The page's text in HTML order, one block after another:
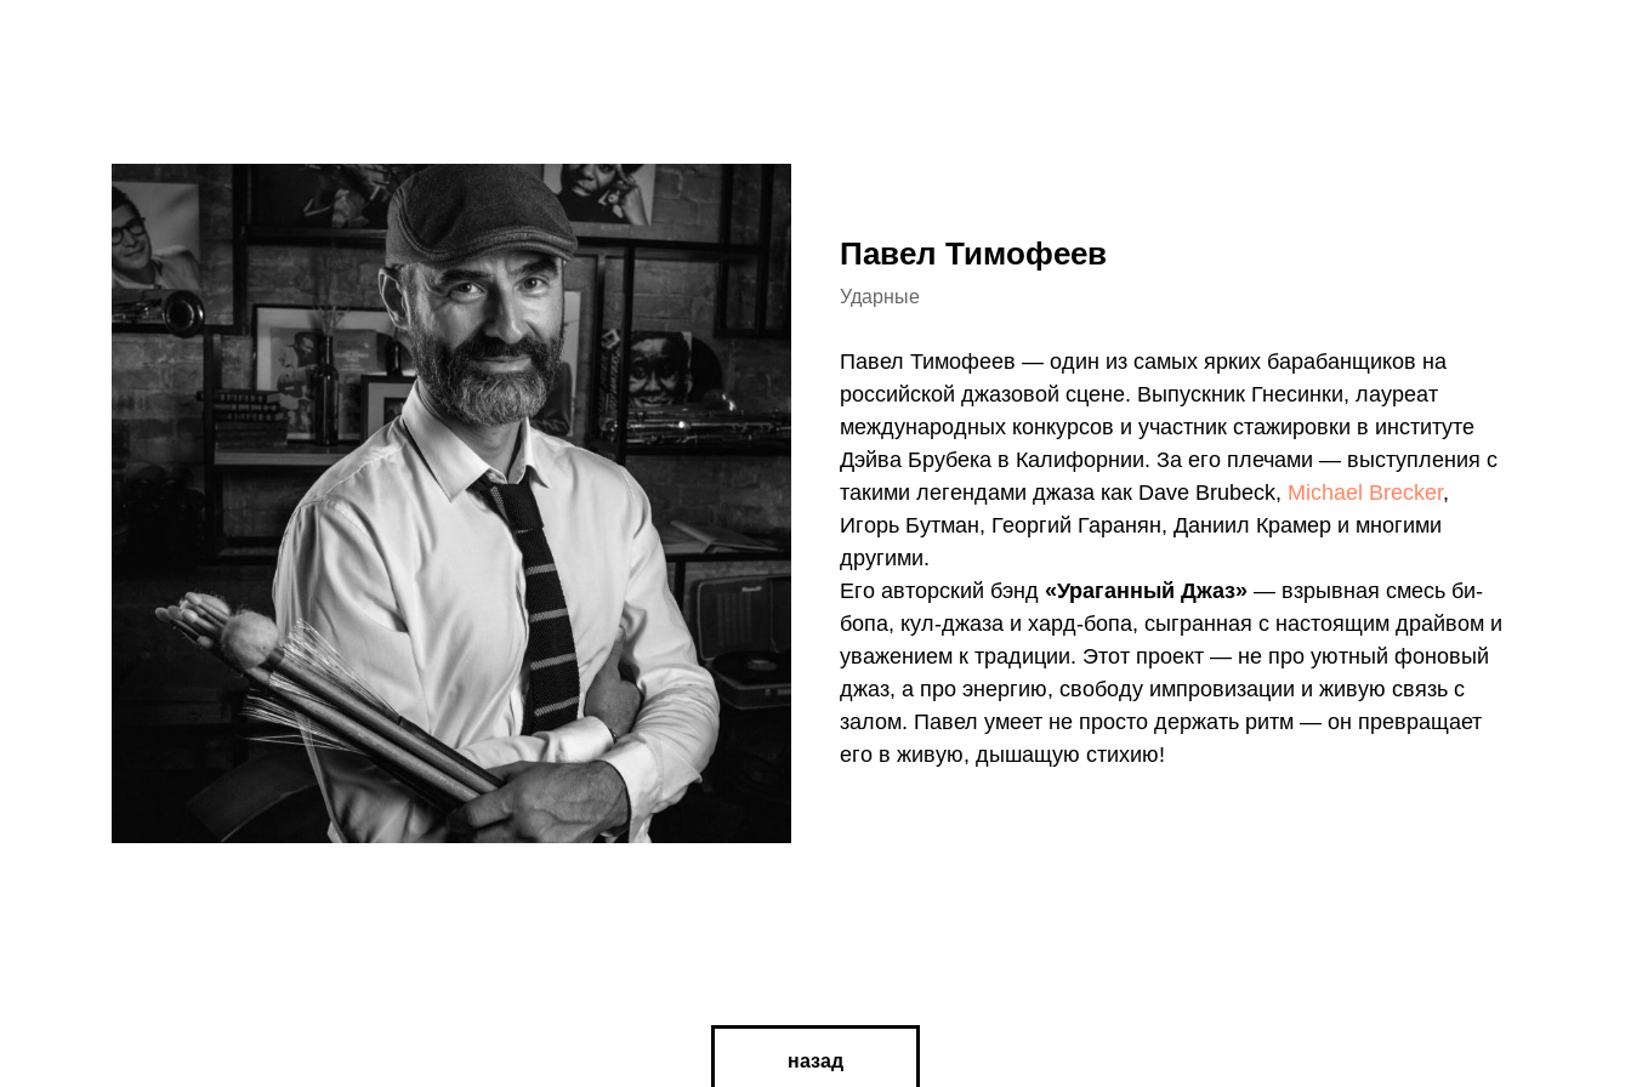
Павел Тимофеев
Ударные
Павел Тимофеев — один из самых ярких барабанщиков на
российской джазовой сцене. Выпускник Гнесинки, лауреат
международных конкурсов и участник стажировки в институте
Дэйва Брубека в Калифорнии. За его плечами — выступления с
такими легендами джаза как Dave Brubeck, Michael Brecker,
Игорь Бутман, Георгий Гаранян, Даниил Крамер и многими
другими.
Его авторский бэнд «Ураганный Джаз» — взрывная смесь би-
бопа, кул-джаза и хард-бопа, сыгранная с настоящим драйвом и
уважением к традиции. Этот проект — не про уютный фоновый
джаз, а про энергию, свободу импровизации и живую связь с
залом. Павел умеет не просто держать ритм — он превращает
его в живую, дышащую стихию!
назад